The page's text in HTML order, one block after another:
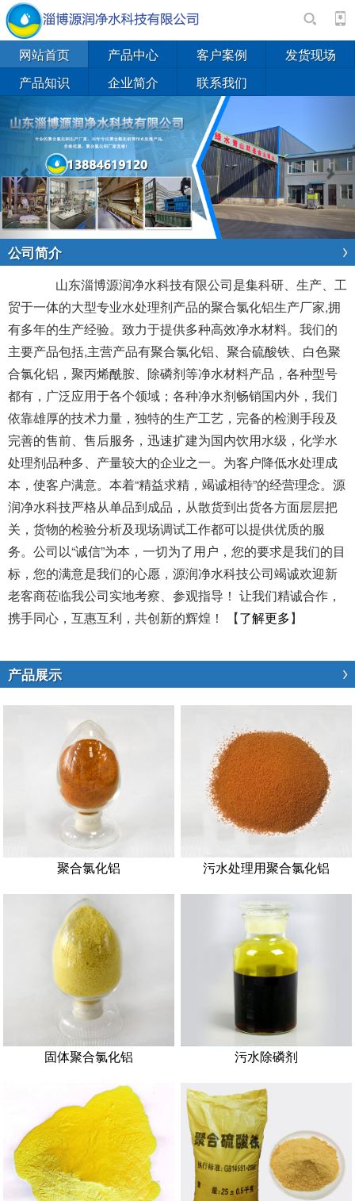
网站首页 产品中心 客户案例
发货现场
产品知识
企业简介
联系我们
公司简介
山东淄博源润净水科技有限公司是集科研、生产、工
贸于一体的大型专业水处理剂产品的聚合氯化铝生产厂家,拥
有多年的生产经验。致力于提供多种高效净水材料。我们的
主要产品包括,主营产品有聚合氯化铝、聚合硫酸铁、白色聚
合氯化铝，聚丙烯酰胺、除磷剂等净水材料产品，各种型号
都有，广泛应用于各个领域；各种净水剂畅销国内外，我们
依靠雄厚的技术力量，独特的生产工艺，完备的检测手段及
完善的售前、售后服务，迅速扩建为国内饮用水级，化学水
处理剂品种多、产量较大的企业之一。为客户降低水处理成
本，使客户满意。本着“精益求精，竭诚相待”的经营理念。源
润净水科技严格从单品到成品，从散货到出货各方面层层把
关，货物的检验分析及现场调试工作都可以提供优质的服
务。公司以“诚信”为本，一切为了用户，您的要求是我们的目
标，您的满意是我们的心愿，源润净水科技公司竭诚欢迎新
老客商莅临我公司实地考察、参观指导！ 让我们精诚合作，
携手同心，互惠互利，共创新的辉煌！ 【了解更多】
产品展示
聚合氯化铝 污水处理用聚合氯化铝
固体聚合氯化铝 污水除磷剂